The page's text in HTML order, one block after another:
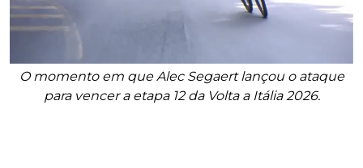
O momento em que Alec Segaert lançou o ataque
para vencer a etapa 12 da Volta a Itália 2026.